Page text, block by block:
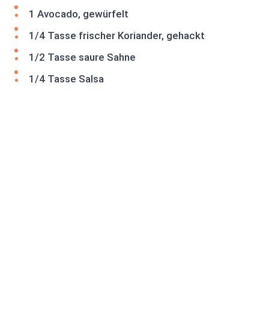
1 Avocado, gewürfelt
1/4 Tasse frischer Koriander, gehackt
1/2 Tasse saure Sahne
1/4 Tasse Salsa